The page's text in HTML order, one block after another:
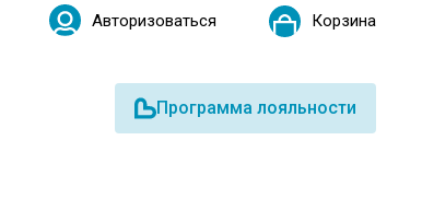
Авторизоваться Корзина
Программа лояльности